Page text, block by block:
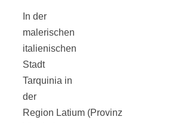
In der
malerischen
italienischen
Stadt
Tarquinia in
der
Region Latium (Provinz